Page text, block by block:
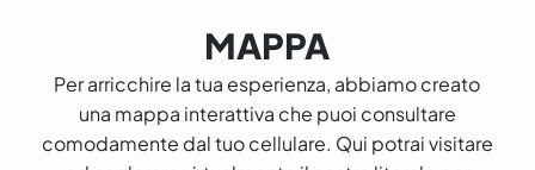
MAPPA
Per arricchire la tua esperienza, abbiamo creato
una mappa interattiva che puoi consultare
comodamente dal tuo cellulare. Qui potrai visitare